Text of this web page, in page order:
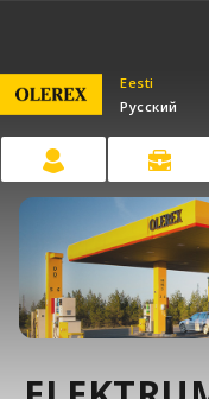
Eesti
Русский